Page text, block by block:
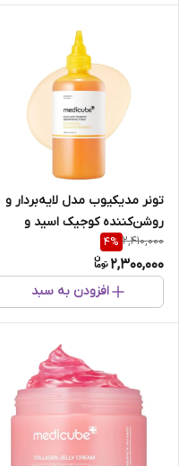
تونر مدیکیوب مدل لایه‌بردار و
روشن‌کننده کوجیک اسید و
زردچوبه حجم ۲۵۰ میل
2,410,000
4%
2,300,000
افزودن به سبد